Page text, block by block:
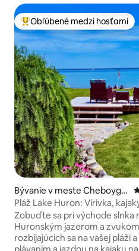
Najobľúbenejšie medzi
Obľúbené medzi hosťami
Bývanie v meste Cheboyga
n
Pláž Lake Huron: Vírivka,
výhľad
Zobuďte sa pri východe slnka
Huronským jazerom a
rozbíjajúcich sa na vašej pláži